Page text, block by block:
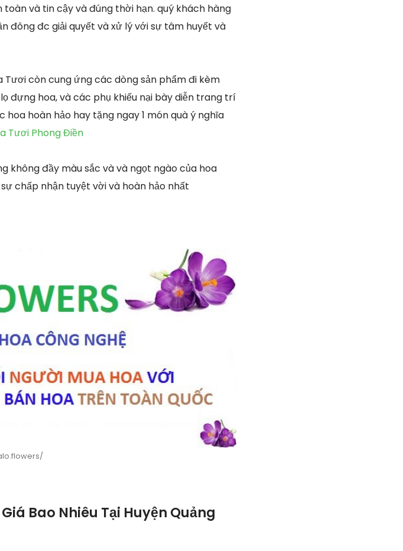
và tin cậy và đúng thời hạn. quý khách hàng
đông đc giải quyết và xử lý với sự tâm huyết và
còn cung ứng các dòng sản phẩm đi kèm
đựng hoa, và các phụ khiếu nại bày diễn trang trí
hoàn hảo hay tặng ngay 1 món quà ý nghĩa
Tươi Phong Điền
không đầy màu sắc và và ngọt ngào của hoa
chấp nhận tuyệt vời và hoàn hảo nhất
Bao Nhiêu Tại Huyện Quảng